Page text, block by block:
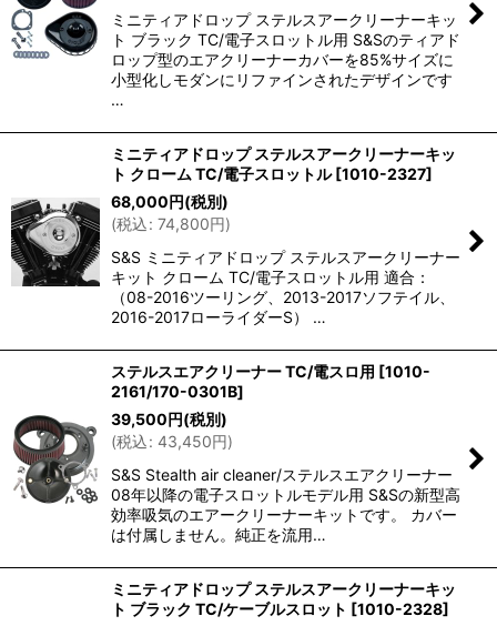
ミニティアドロップ ステルスアークリーナーキッ
ト ブラック TC/電子スロットル用 S&Sのティアド
ロップ型のエアクリーナーカバーを85%サイズに
小型化しモダンにリファインされたデザインです
…
ミニティアドロップ ステルスアークリーナーキッ
ト クローム TC/電子スロットル [1010-2327]
68,000円(税別)
(税込: 74,800円)
S&S ミニティアドロップ ステルスアークリーナー
キット クローム TC/電子スロットル用 適合：
（08-2016ツーリング、2013-2017ソフテイル、
2016-2017ローライダーS） …
ステルスエアクリーナー TC/電スロ用 [1010-
2161/170-0301B]
39,500円(税別)
(税込: 43,450円)
S&S Stealth air cleaner/ステルスエアクリーナー
08年以降の電子スロットルモデル用 S&Sの新型高
効率吸気のエアークリーナーキットです。 カバー
は付属しません。純正を流用…
ミニティアドロップ ステルスアークリーナーキッ
ト ブラック TC/ケーブルスロット [1010-2328]